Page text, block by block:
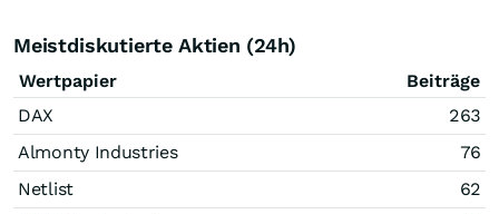
Meistdiskutierte Aktien (24h)
Wertpapier
Beiträge
DAX
263
Almonty Industries
76
Netlist
62